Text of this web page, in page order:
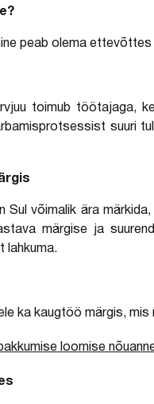
peab olema ettevõttes
toimub töötajaga,
suuri
võimalik ära
märgise ja
lahkuma.
ka kaugtöö märgis,
loomise